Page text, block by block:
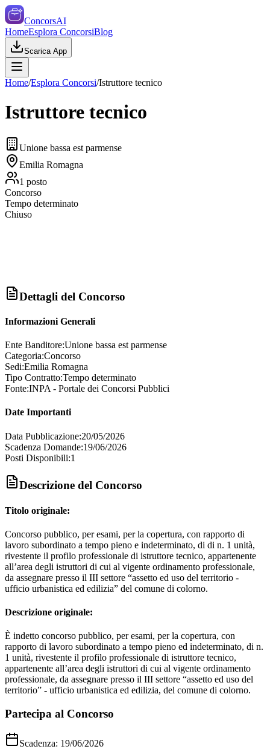
ConcorsAI
HomeEsplora ConcorsiBlog
Scarica App
Home/Esplora Concorsi/Istruttore tecnico
Istruttore tecnico
Unione bassa est parmense
Emilia Romagna
1 posto
Concorso
Tempo determinato
Chiuso
Dettagli del Concorso
Informazioni Generali
Ente Banditore:Unione bassa est parmense
Categoria:Concorso
Sedi:Emilia Romagna
Tipo Contratto:Tempo determinato
Fonte:INPA - Portale dei Concorsi Pubblici
Date Importanti
Data Pubblicazione:20/05/2026
Scadenza Domande:19/06/2026
Posti Disponibili:1
Descrizione del Concorso
Titolo originale:
Concorso pubblico, per esami, per la copertura, con rapporto di
lavoro subordinato a tempo pieno e indeterminato, di di n. 1 unità,
rivestente il profilo professionale di istruttore tecnico, appartenente
all’area degli istruttori di cui al vigente ordinamento professionale,
da assegnare presso il III settore “assetto ed uso del territorio -
ufficio urbanistica ed edilizia” del comune di colorno.
Descrizione originale:
È indetto concorso pubblico, per esami, per la copertura, con
rapporto di lavoro subordinato a tempo pieno ed indeterminato, di n.
1 unità, rivestente il profilo professionale di istruttore tecnico,
appartenente all’area degli istruttori di cui al vigente ordinamento
professionale, da assegnare presso il III settore “assetto ed uso del
territorio” - ufficio urbanistica ed edilizia, del comune di colorno.
Partecipa al Concorso
Scadenza: 19/06/2026